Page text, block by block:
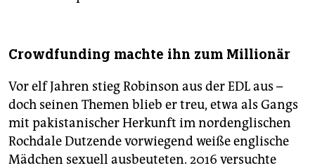
Crowdfunding machte ihn zum Millionär
Vor elf Jahren stieg Robinson aus der EDL aus –
doch seinen Themen blieb er treu, etwa als Gangs
mit pakistanischer Herkunft im nord­eng­lischen
Rochdale Dutzende vorwiegend weiße englische
Mädchen sexuell ausbeuteten. 2016 versuchte